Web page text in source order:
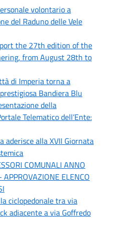
volontario a
del Raduno delle Vele
the 27th edition of the
from August 28th to
di Imperia torna a
Bandiera Blu
della
Telematico dell’Ente:
aderisce alla XVII Giornata
COMUNALI ANNO
ELENCO
ciclopedonale tra via
adiacente a via Goffredo